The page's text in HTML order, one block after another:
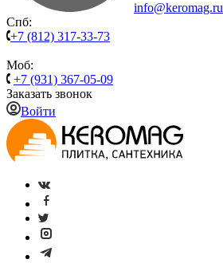
info@keromag.ru
Спб:
+7 (812) 317-33-73
Моб:
+7 (931) 367-05-09
Заказать звонок
Войти